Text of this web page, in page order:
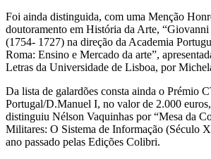
Foi ainda distinguida, com uma Menção
doutoramento em História da Arte,
(1754- 1727) na direção da Academia
Roma: Ensino e Mercado da arte”,
Letras da Universidade de Lisboa, por
Da lista de galardões consta ainda o Prémio
Portugal/D.Manuel I, no valor de 2.000
distinguiu Nélson Vaquinhas por “Mesa da
Militares: O Sistema de Informação (Século
ano passado pelas Edições Colibri.